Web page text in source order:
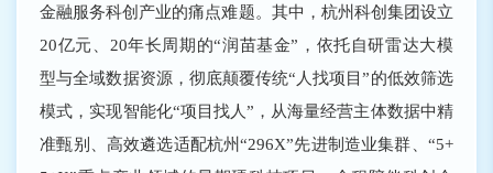
金融服务科创产业的痛点难题。其中，杭州科创集团设立
20亿元、20年长周期的“润苗基金”，依托自研雷达大模
型与全域数据资源，彻底颠覆传统“人找项目”的低效筛选
模式，实现智能化“项目找人”，从海量经营主体数据中精
准甄别、高效遴选适配杭州“296X”先进制造业集群、“5+